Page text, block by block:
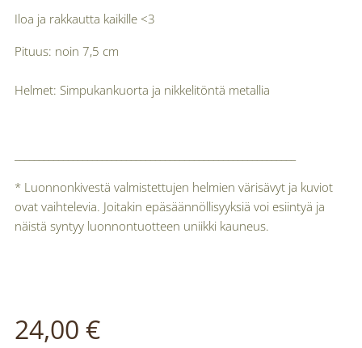
Iloa ja rakkautta kaikille <3
Pituus: noin 7,5 cm
Helmet: Simpukankuorta ja nikkelitöntä metallia
* Luonnonkivestä valmistettujen helmien värisävyt ja kuviot
ovat vaihtelevia. Joitakin epäsäännöllisyyksiä voi esiintyä ja
näistä syntyy luonnontuotteen uniikki kauneus.
24,00 €